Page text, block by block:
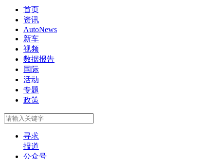
首页
资讯
AutoNews
新车
视频
数据报告
国际
活动
专题
政策
寻求
报道
公众号